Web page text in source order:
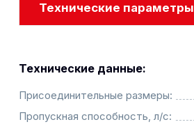
Технические параметры
Технические данные:
Присоединительные размеры:
Пропускная способность, л/с: